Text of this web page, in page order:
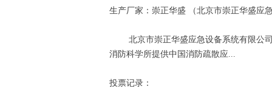
生产厂家：崇正华盛 （北京市崇正华盛应
北京市崇正华盛应急设备系统有限公司
消防科学所提供中国消防疏散应...
投票记录：